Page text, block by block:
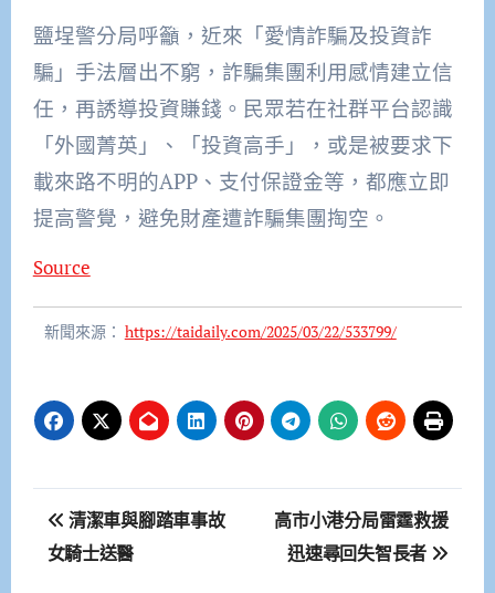
鹽埕警分局呼籲，近來「愛情詐騙及投資詐
騙」手法層出不窮，詐騙集團利用感情建立信
任，再誘導投資賺錢。民眾若在社群平台認識
「外國菁英」、「投資高手」，或是被要求下
載來路不明的APP、支付保證金等，都應立即
提高警覺，避免財產遭詐騙集團掏空。
Source
新聞來源： https://taidaily.com/2025/03/22/533799/
文
章
清潔車與腳踏車事故
女騎士送醫
高市小港分局雷霆救援
迅速尋回失智長者